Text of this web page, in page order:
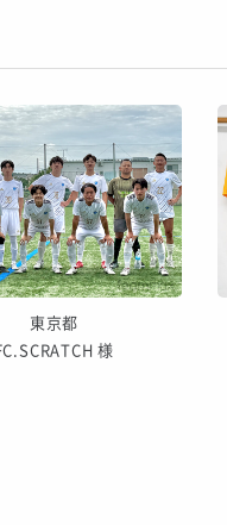
東京都
様